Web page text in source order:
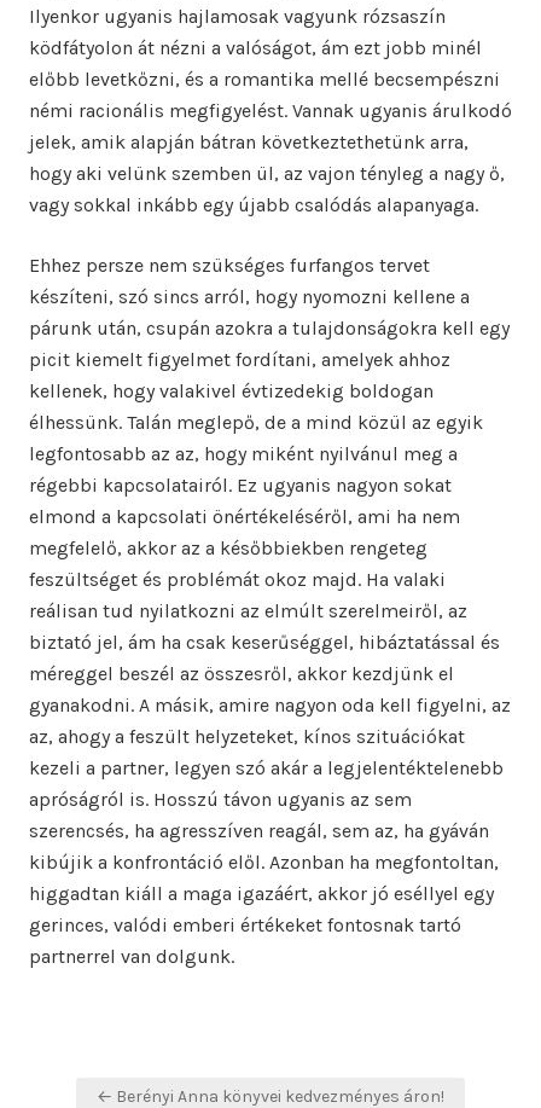
Ilyenkor ugyanis hajlamosak vagyunk rózsaszín
ködfátyolon át nézni a valóságot, ám ezt jobb minél
előbb levetkőzni, és a romantika mellé becsempészni
némi racionális megfigyelést. Vannak ugyanis árulkodó
jelek, amik alapján bátran következtethetünk arra,
hogy aki velünk szemben ül, az vajon tényleg a nagy ő,
vagy sokkal inkább egy újabb csalódás alapanyaga.
Ehhez persze nem szükséges furfangos tervet
készíteni, szó sincs arról, hogy nyomozni kellene a
párunk után, csupán azokra a tulajdonságokra kell egy
picit kiemelt figyelmet fordítani, amelyek ahhoz
kellenek, hogy valakivel évtizedekig boldogan
élhessünk. Talán meglepő, de a mind közül az egyik
legfontosabb az az, hogy miként nyilvánul meg a
régebbi kapcsolatairól. Ez ugyanis nagyon sokat
elmond a kapcsolati önértékeléséről, ami ha nem
megfelelő, akkor az a későbbiekben rengeteg
feszültséget és problémát okoz majd. Ha valaki
reálisan tud nyilatkozni az elmúlt szerelmeiről, az
biztató jel, ám ha csak keserűséggel, hibáztatással és
méreggel beszél az összesről, akkor kezdjünk el
gyanakodni. A másik, amire nagyon oda kell figyelni, az
az, ahogy a feszült helyzeteket, kínos szituációkat
kezeli a partner, legyen szó akár a legjelentéktelenebb
apróságról is. Hosszú távon ugyanis az sem
szerencsés, ha agresszíven reagál, sem az, ha gyáván
kibújik a konfrontáció elől. Azonban ha megfontoltan,
higgadtan kiáll a maga igazáért, akkor jó eséllyel egy
gerinces, valódi emberi értékeket fontosnak tartó
partnerrel van dolgunk.
Bejegyzés
← Berényi Anna könyvei kedvezményes áron!